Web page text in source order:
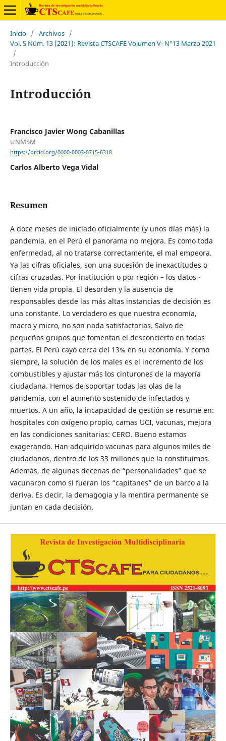
Inicio / Archivos /
Vol. 5 Núm. 13 (2021): Revista CTSCAFE Volumen V- N°13 Marzo 2021
/
Introducción
Introducción
Francisco Javier Wong Cabanillas
UNMSM
https://orcid.org/0000-0003-0715-6318
Carlos Alberto Vega Vidal
Resumen
A doce meses de iniciado oficialmente (y unos días más) la
pandemia, en el Perú el panorama no mejora. Es como toda
enfermedad, al no tratarse correctamente, el mal empeora.
Ya las cifras oficiales, son una sucesión de inexactitudes o
cifras cruzadas. Por institución o por región – los datos -
tienen vida propia. El desorden y la ausencia de
responsables desde las más altas instancias de decisión es
una constante. Lo verdadero es que nuestra economía,
macro y micro, no son nada satisfactorias. Salvo de
pequeños grupos que fomentan el desconcierto en todas
partes. El Perú cayó cerca del 13% en su economía. Y como
siempre, la solución de los males es el incremento de los
combustibles y ajustar más los cinturones de la mayoría
ciudadana. Hemos de soportar todas las olas de la
pandemia, con el aumento sostenido de infectados y
muertos. A un año, la incapacidad de gestión se resume en:
hospitales con oxígeno propio, camas UCI, vacunas, mejora
en las condiciones sanitarias: CERO. Bueno estamos
exagerando. Han adquirido vacunas para algunos miles de
ciudadanos, dentro de los 33 millones que la constituimos.
Además, de algunas decenas de “personalidades” que se
vacunaron como si fueran los “capitanes” de un barco a la
deriva. Es decir, la demagogia y la mentira permanente se
juntan en cada decisión.